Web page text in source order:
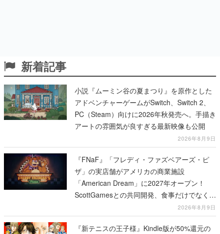
新着記事
小説『ムーミン谷の夏まつり』を原作とした
アドベンチャーゲームがSwitch、Switch 2、
PC（Steam）向けに2026年秋発売へ。手描き
アートの雰囲気が良すぎる最新映像も公開
2026年8月9日
『FNaF』「フレディ・ファズベアーズ・ピ
ザ」の実店舗がアメリカの商業施設
「American Dream」に2027年オープン！
ScottGamesとの共同開発、食事だけでなくス
テージショーや没入型のホラー体験も楽しめ
る
2026年8月9日
『新テニスの王子様』Kindle版が50%還元の